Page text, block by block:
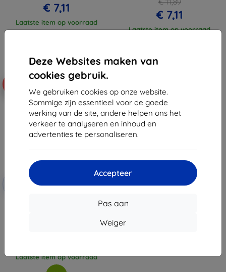
Deze Websites maken van
cookies gebruik.
We gebruiken cookies op onze website.
Sommige zijn essentieel voor de goede
werking van de site, andere helpen ons het
verkeer te analyseren en inhoud en
advertenties te personaliseren.
Accepteer
Pas aan
Weiger
€ 7,11
Laatste item op voorraad
€ 7,11
Laatste item op voorraad
met
EXTRA10
3MK FlexibleGlass Lite Nokia C12
Laatste item op voorraad